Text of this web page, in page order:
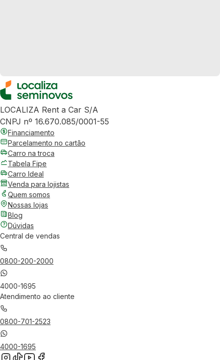
LOCALIZA Rent a Car S/A
CNPJ nº 16.670.085/0001-55
Financiamento
Parcelamento no cartão
Carro na troca
Tabela Fipe
Carro Ideal
Venda para lojistas
Quem somos
Nossas lojas
Blog
Dúvidas
Central de vendas
0800-200-2000
4000-1695
Atendimento ao cliente
0800-701-2523
4000-1695